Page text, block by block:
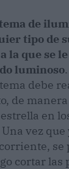
de
tipo de
la que se
luminoso
debe
de
en
vez que
cortar las